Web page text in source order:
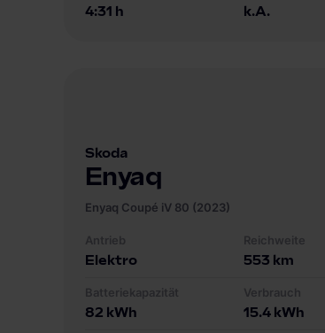
4:31 h k.A.
Skoda
Enyaq
Enyaq Coupé iV 80 (2023)
Antrieb
Elektro
Reichweite
553 km
Batteriekapazität
82 kWh
Verbrauch
15.4kWh